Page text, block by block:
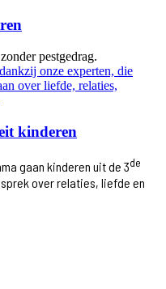
pestgedrag.
kinderen
gaan kinderen uit de 3de
over relaties, liefde en